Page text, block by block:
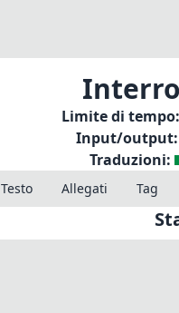
Limite di tempo:
Input/output:
Traduzioni:
Testo Allegati Tag